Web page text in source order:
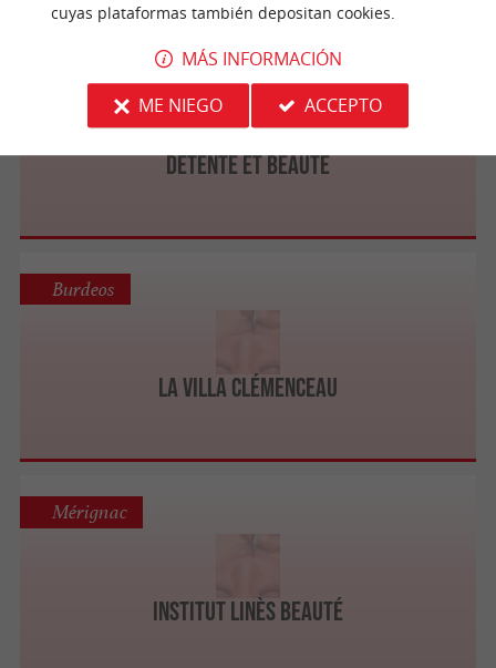
Detente Et Beaute
La Villa Clémenceau
Burdeos
Institut Linès Beauté
Mérignac
cuyas plataformas también depositan cookies.
MÁS INFORMACIÓN
ME NIEGO
ACCEPTO